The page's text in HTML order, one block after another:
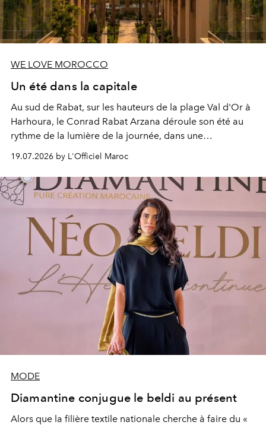
WE LOVE MOROCCO
Un été dans la capitale
Au sud de Rabat, sur les hauteurs de la plage Val d'Or à
Harhoura, le Conrad Rabat Arzana déroule son été au
rythme de la lumière de la journée, dans une
programmation pensée comme une succession de
rendez-vous avec l’océan.
19.07.2026 by L'Officiel Maroc
MODE
Diamantine conjugue le beldi au présent
Alors que la filière textile nationale cherche à faire du «